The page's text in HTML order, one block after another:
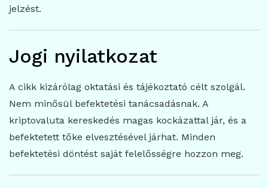
jelzést.
Jogi nyilatkozat
A cikk kizárólag oktatási és tájékoztató célt szolgál.
Nem minősül befektetési tanácsadásnak. A
kriptovaluta kereskedés magas kockázattal jár, és a
befektetett tőke elvesztésével járhat. Minden
befektetési döntést saját felelősségre hozzon meg.